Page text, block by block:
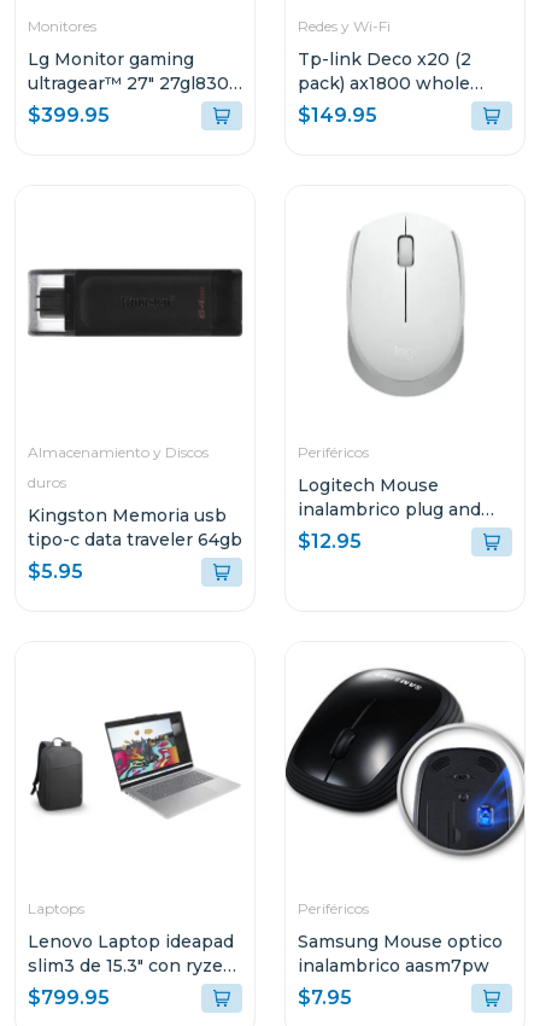
Monitores
Lg Monitor gaming
ultragear™ 27" 27gl830-
b qhd 144hz 3 años de
garantía
$399.95
Redes y Wi-Fi
Tp-link Deco x20 (2
pack) ax1800 whole
home mesh
$149.95
Almacenamiento y Discos
duros
Kingston Memoria usb
tipo-c data traveler 64gb
$5.95
Periféricos
Logitech Mouse
inalambrico plug and
play white m170
$12.95
Laptops
Lenovo Laptop ideapad
slim3 de 15.3" con ryzen
7 24gb ram y 512gb ssd
windows 11
$799.95
Periféricos
Samsung Mouse optico
inalambrico aasm7pw
$7.95